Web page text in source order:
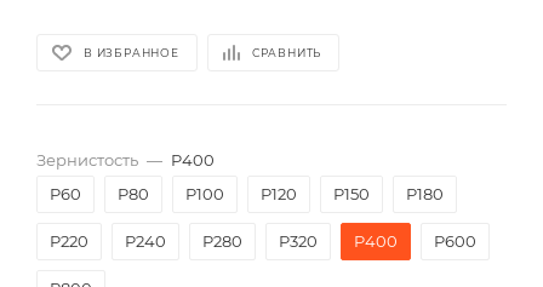
В ИЗБРАННОЕ СРАВНИТЬ
Зернистость — P400
P60
P80 P100 P120 P150 P180
P220 P240 P280 P320 P400 P600